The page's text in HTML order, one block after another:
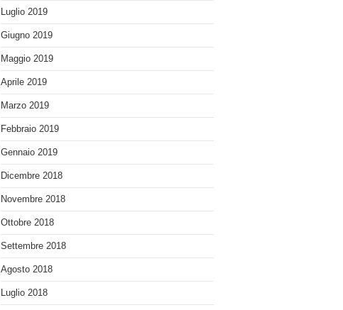
Luglio 2019
Giugno 2019
Maggio 2019
Aprile 2019
Marzo 2019
Febbraio 2019
Gennaio 2019
Dicembre 2018
Novembre 2018
Ottobre 2018
Settembre 2018
Agosto 2018
Luglio 2018